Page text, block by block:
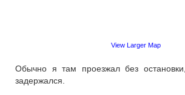
View Larger Map
Обычно я там проезжал без
задержался.